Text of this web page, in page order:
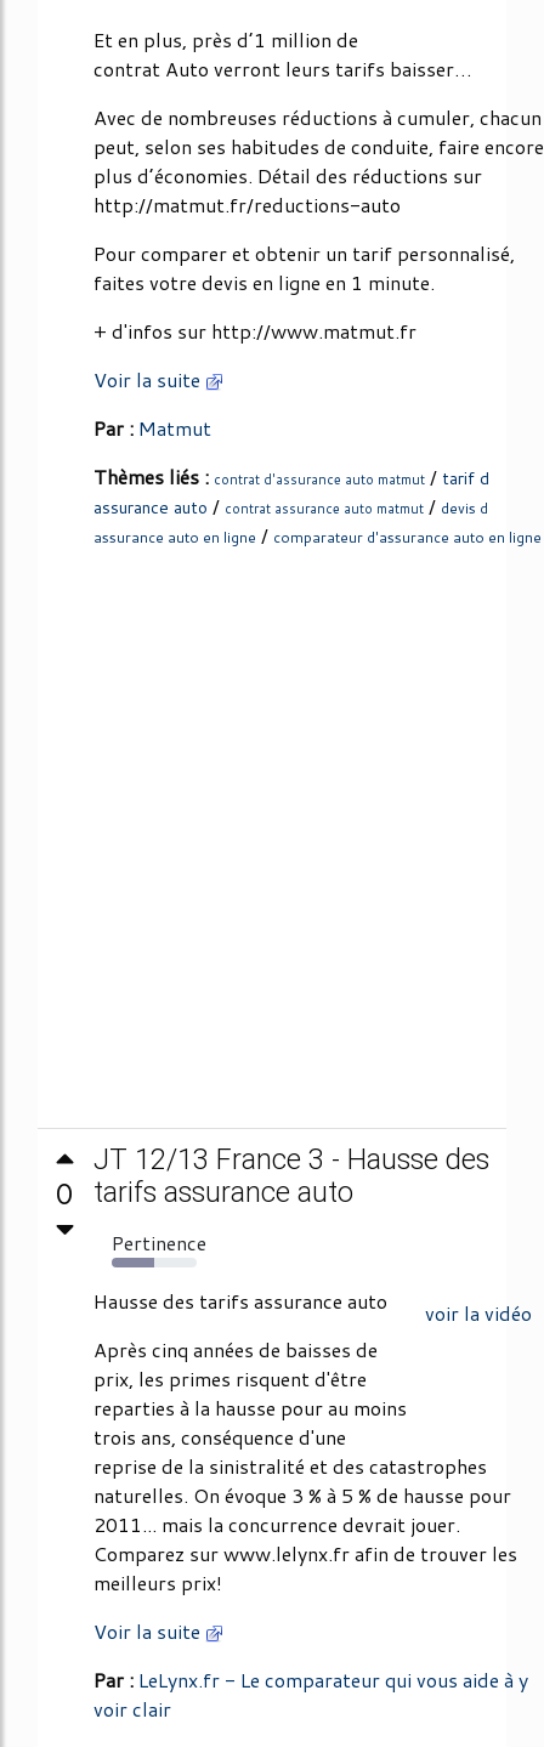
Et en plus, près d’1 million de
contrat Auto verront leurs tarifs baisser…
Avec de nombreuses réductions à cumuler, chacun
peut, selon ses habitudes de conduite, faire encore
plus d’économies. Détail des réductions sur
http://matmut.fr/reductions-auto
Pour comparer et obtenir un tarif personnalisé,
faites votre devis en ligne en 1 minute.
+ d'infos sur http://www.matmut.fr
Voir la suite
Par : Matmut
Thèmes liés : contrat d'assurance auto matmut / tarif d
assurance auto / contrat assurance auto matmut / devis d
assurance auto en ligne / comparateur d'assurance auto en ligne
0
JT 12/13 France 3 - Hausse des
tarifs assurance auto
Pertinence
50%
voir la vidéo
Hausse des tarifs assurance auto
Après cinq années de baisses de
prix, les primes risquent d'être
reparties à la hausse pour au moins
trois ans, conséquence d'une
reprise de la sinistralité et des catastrophes
naturelles. On évoque 3 % à 5 % de hausse pour
2011... mais la concurrence devrait jouer.
Comparez sur www.lelynx.fr afin de trouver les
meilleurs prix!
Voir la suite
Par : LeLynx.fr - Le comparateur qui vous aide à y
voir clair